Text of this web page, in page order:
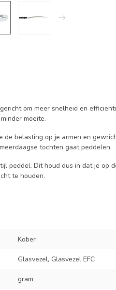
om meer snelheid en
moeite.
belasting op je armen en
tochten gaat peddelen.
peddel. Dit houd dus in dat je op
te houden.
Kober
Glasvezel, Glasvezel EFC
gram